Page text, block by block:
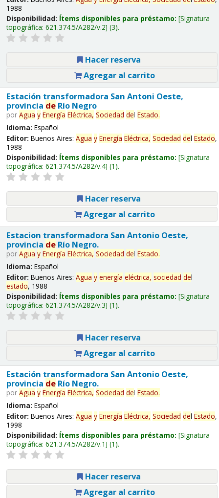
1988
Disponibilidad: Ítems disponibles para préstamo: Signatura
topográfica: 621.374.5/A282/v.2 (3).
Hacer reserva
Agregar al carrito
Estación transformadora San Antoni Oeste,
provincia deRío Negro
por Agua y Energía Eléctrica, Sociedad del Estado.
Idioma: Español
Editor: Buenos Aires: Agua y Energía Eléctrica, Sociedad del Estado,
1988
Disponibilidad: Ítems disponibles para préstamo: Signatura
topográfica: 621.374.5/A282/v.4 (1).
Hacer reserva
Agregar al carrito
Estacion transformadora San Antonio Oeste,
provincia deRío Negro.
por Agua y Energía Eléctrica, Sociedad del Estado.
Idioma: Español
Editor: Buenos Aires: Agua y energía eléctrica, sociedad del
estado, 1988
Disponibilidad: Ítems disponibles para préstamo: Signatura
topográfica: 621.374.5/A282/v.3 (1).
Hacer reserva
Agregar al carrito
Estación transformadora San Antonio Oeste,
provincia deRío Negro.
por Agua y Energía Eléctrica, Sociedad del Estado.
Idioma: Español
Editor: Buenos Aires: Agua y Energía Eléctrica, Sociedad del Estado,
1998
Disponibilidad: Ítems disponibles para préstamo: Signatura
topográfica: 621.374.5/A282/v.1 (1).
Hacer reserva
Agregar al carrito